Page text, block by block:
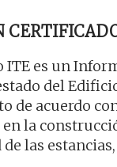
ITE es un
del
de acuerdo
la
las